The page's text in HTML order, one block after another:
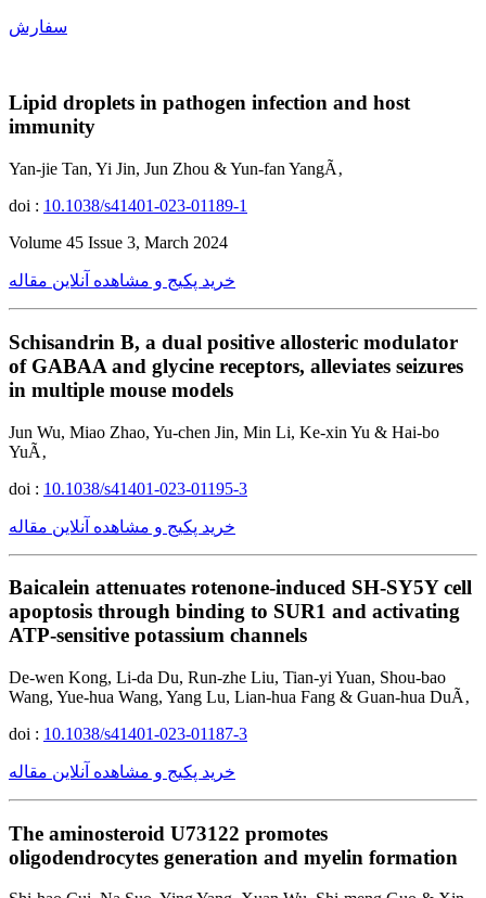
سفارش
Lipid droplets in pathogen infection and host
immunity
Yan-jie Tan, Yi Jin, Jun Zhou & Yun-fan YangÃ‚
doi : 10.1038/s41401-023-01189-1
Volume 45 Issue 3, March 2024
خرید پکیج و مشاهده آنلاین مقاله
Schisandrin B, a dual positive allosteric modulator
of GABAA and glycine receptors, alleviates seizures
in multiple mouse models
Jun Wu, Miao Zhao, Yu-chen Jin, Min Li, Ke-xin Yu & Hai-bo
YuÃ‚
doi : 10.1038/s41401-023-01195-3
خرید پکیج و مشاهده آنلاین مقاله
Baicalein attenuates rotenone-induced SH-SY5Y cell
apoptosis through binding to SUR1 and activating
ATP-sensitive potassium channels
De-wen Kong, Li-da Du, Run-zhe Liu, Tian-yi Yuan, Shou-bao
Wang, Yue-hua Wang, Yang Lu, Lian-hua Fang & Guan-hua DuÃ‚
doi : 10.1038/s41401-023-01187-3
خرید پکیج و مشاهده آنلاین مقاله
The aminosteroid U73122 promotes
oligodendrocytes generation and myelin formation